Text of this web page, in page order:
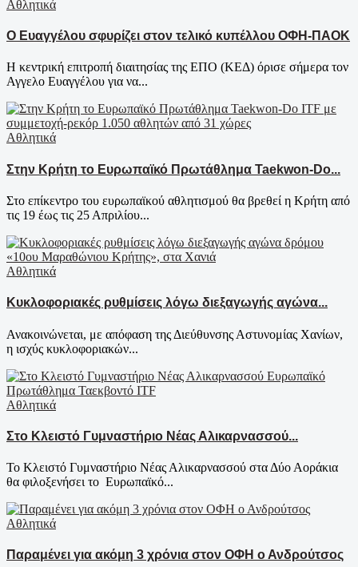
Αθλητικά
Ο Ευαγγέλου σφυρίζει στον τελικό κυπέλλου ΟΦΗ-ΠΑΟΚ
Η κεντρική επιτροπή διαιτησίας της ΕΠΟ (ΚΕΔ) όρισε σήμερα τον
Αγγελο Ευαγγέλου για να...
Αθλητικά
Στην Κρήτη το Ευρωπαϊκό Πρωτάθλημα Taekwon-Do...
Στο επίκεντρο του ευρωπαϊκού αθλητισμού θα βρεθεί η Κρήτη από
τις 19 έως τις 25 Απριλίου...
Αθλητικά
Κυκλοφοριακές ρυθμίσεις λόγω διεξαγωγής αγώνα...
Ανακοινώνεται, με απόφαση της Διεύθυνσης Αστυνομίας Χανίων,
η ισχύς κυκλοφοριακών...
Αθλητικά
Στο Κλειστό Γυμναστήριο Νέας Αλικαρνασσού...
Το Κλειστό Γυμναστήριο Νέας Αλικαρνασσού στα Δύο Αοράκια
θα φιλοξενήσει το Ευρωπαϊκό...
Αθλητικά
Παραμένει για ακόμη 3 χρόνια στον ΟΦΗ ο Ανδρούτσος